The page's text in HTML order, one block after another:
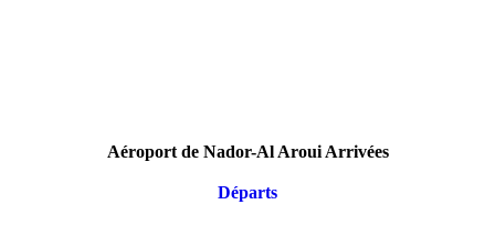
Aéroport de Nador-Al Aroui Arrivées
Départs